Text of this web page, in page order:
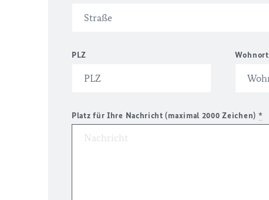
PLZ Wohnort
Platz für Ihre Nachricht (maximal 2000 Zeichen) *